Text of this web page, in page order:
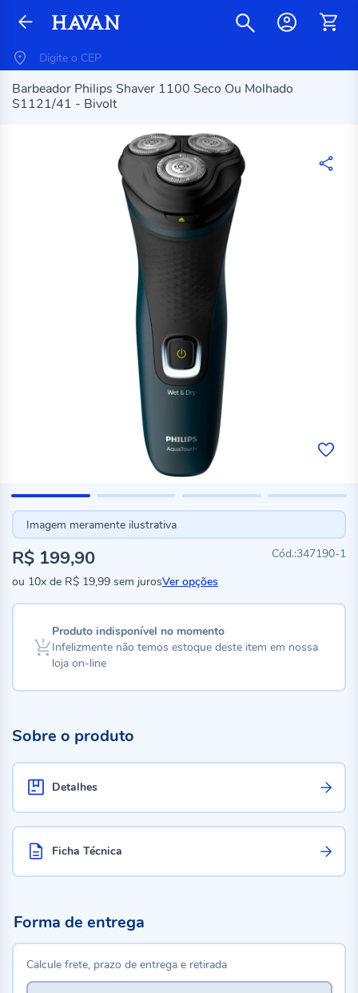
Barbeador Philips Shaver 1100 Seco Ou Molhado
S1121/41 - Bivolt
Imagem meramente ilustrativa
347190-1
R$ 199,90
ou 10x de R$ 19,99 sem jurosVer opções
Produto indisponível no momento
Infelizmente não temos estoque deste item em nossa
loja on-line
Sobre o produto
Detalhes
Ficha Técnica
Forma de entrega
Calcule frete, prazo de entrega e retirada